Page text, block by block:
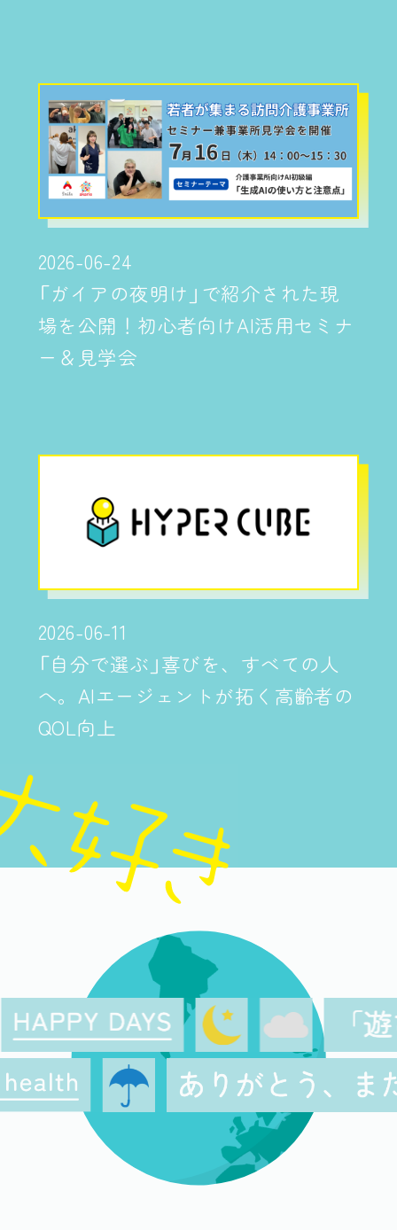
2026-06-24
「ガイアの夜明け」で紹介された現
場を公開！初心者向けAI活用セミナ
ー＆見学会
2026-06-11
「自分で選ぶ」喜びを、すべての人
へ。AIエージェントが拓く高齢者の
QOL向上